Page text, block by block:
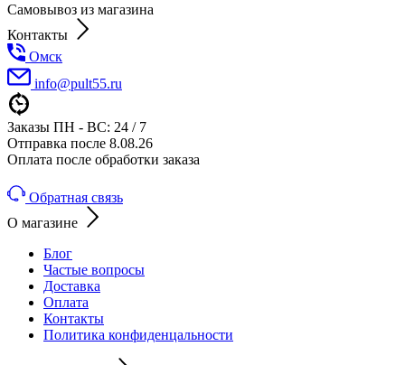
Самовывоз из магазина
Контакты
Омск
info@pult55.ru
Заказы ПН - ВС: 24 / 7
Отправка после 8.08.26
Оплата после обработки заказа
Обратная связь
О магазине
Блог
Частые вопросы
Доставка
Оплата
Контакты
Политика конфиденцальности